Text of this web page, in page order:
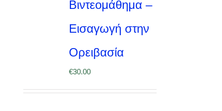
Βιντεομάθημα –
Εισαγωγή στην
Ορειβασία
€30.00